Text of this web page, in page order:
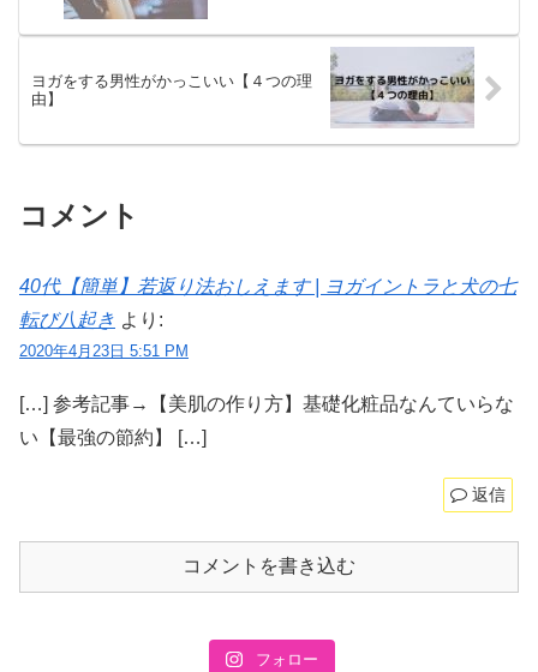
ヨガをする男性がかっこいい【４つの理
由】
コメント
40代【簡単】若返り法おしえます | ヨガイントラと犬の七
転び八起き より:
2020年4月23日 5:51 PM
[…] 参考記事→【美肌の作り方】基礎化粧品なんていらな
い【最強の節約】 […]
返信
コメントを書き込む
フォロー